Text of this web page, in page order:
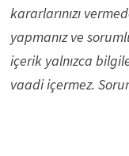
kararlarınızı
yapmanız ve
içerik yalnızca
vaadi içermez.